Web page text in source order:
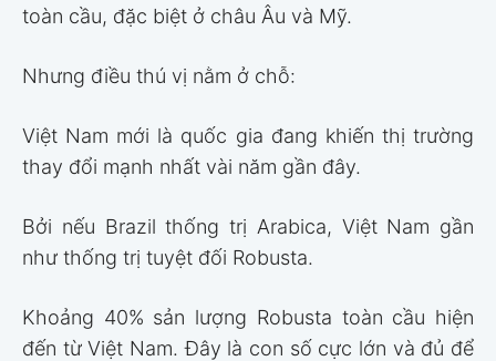
toàn cầu, đặc biệt ở châu Âu và Mỹ.
Nhưng điều thú vị nằm ở chỗ:
Việt Nam mới là quốc gia đang khiến thị trường
thay đổi mạnh nhất vài năm gần đây.
Bởi nếu Brazil thống trị Arabica, Việt Nam gần
như thống trị tuyệt đối Robusta.
Khoảng 40% sản lượng Robusta toàn cầu hiện
đến từ Việt Nam. Đây là con số cực lớn và đủ để